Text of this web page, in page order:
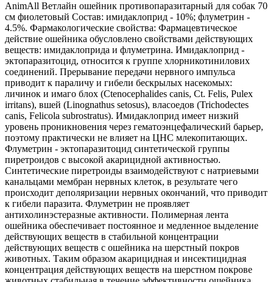
AnimAll Ветлайн ошейник противопаразитарный для собак 70
см фиолетовый Состав: имидаклоприд - 10%; флуметрин -
4.5%. Фармакологические свойства: Фармацевтическое
действие ошейника обусловлено свойствами действующих
веществ: имидаклоприда и флуметрина. Имидаклоприд -
эктопаразитоцид, относится к группе хлорникотинилових
соединений. Прерывание передачи нервного импульса
приводит к параличу и гибели бескрылых насекомых:
личинок и имаго блох (Ctenocephalides canis, Ct. Felis, Pulex
irritans), вшей (Linognathus setosus), власоедов (Trichodectes
canis, Felicola subrostratus). Имидаклоприд имеет низкий
уровень проникновения через гематоэнцефалический барьер,
поэтому практически не влияет на ЦНС млекопитающих.
Флуметрин - эктопаразитоцид синтетической группы
пиретроидов с высокой акарицидной активностью.
Синтетические пиретроиды взаимодействуют с натриевыми
канальцами мембран нервных клеток, в результате чего
происходит деполяризации нервных окончаний, что приводит
к гибели паразита. Флуметрин не проявляет
антихолинэстеразные активности. Полимерная лента
ошейника обеспечивает постоянное и медленное выделение
действующих веществ в стабильной концентрации
действующих веществ с ошейника на шерстный покров
животных. Таким образом акарицидная и инсектицидная
концентрация действующих веществ на шерстном покрове